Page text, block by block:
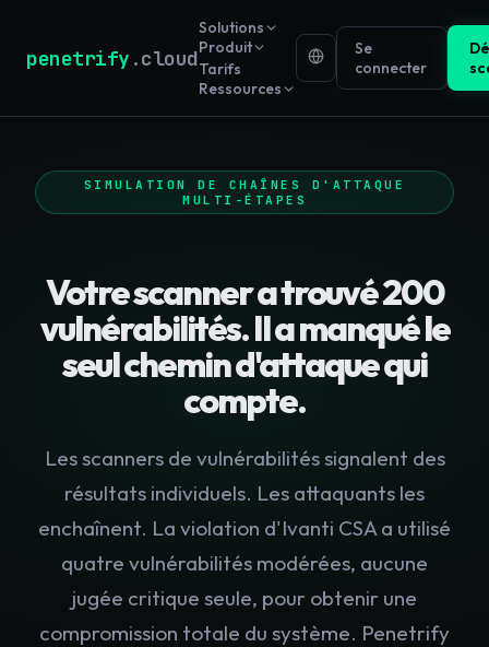
penetrify .cloud
Solutions
Produit
Tarifs
Ressources
Se
connecter
SIMULATION DE CHAÎNES D'ATTAQUE
MULTI-ÉTAPES
Votre scanner a trouvé 200
vulnérabilités. Il a manqué le
seul chemin d'attaque qui
compte.
Les scanners de vulnérabilités signalent des
résultats individuels. Les attaquants les
enchaînent. La violation d'Ivanti CSA a utilisé
quatre vulnérabilités modérées, aucune
jugée critique seule, pour obtenir une
compromission totale du système. Penetrify